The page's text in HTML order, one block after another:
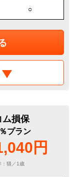
○
ム損保
プラン
円
：猫／1歳